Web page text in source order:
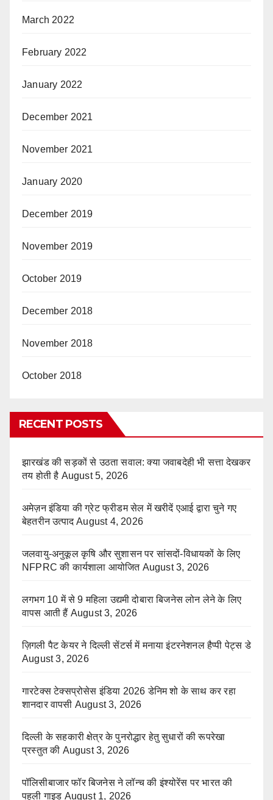
March 2022
February 2022
January 2022
December 2021
November 2021
January 2020
December 2019
November 2019
October 2019
December 2018
November 2018
October 2018
RECENT POSTS
झारखंड की सड़कों से उठता सवाल: क्या जवाबदेही भी सत्ता देखकर
तय होती है August 5, 2026
अमेज़न इंडिया की ग्रेट फ्रीडम सेल में खरीदें एआई द्वारा चुने गए
बेहतरीन उत्पाद August 4, 2026
जलवायु-अनुकूल कृषि और सुशासन पर सांसदों-विधायकों के लिए
NFPRC की कार्यशाला आयोजित August 3, 2026
लगभग 10 में से 9 महिला उद्यमी दोबारा बिजनेस लोन लेने के लिए
वापस आती हैं August 3, 2026
ज़िगली पैट केयर ने दिल्ली सेंटर्स में मनाया इंटरनेशनल हैप्पी पेट्स डे
August 3, 2026
गारटेक्स टेक्सप्रोसेस इंडिया 2026 डेनिम शो के साथ कर रहा
शानदार वापसी August 3, 2026
दिल्ली के सहकारी क्षेत्र के पुनरोद्धार हेतु सुधारों की रूपरेखा
प्रस्तुत की August 3, 2026
पॉलिसीबाजार फॉर बिजनेस ने लॉन्च की इंश्योरेंस पर भारत की
पहली गाइड August 1, 2026